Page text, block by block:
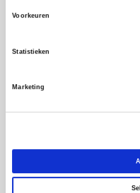
Voorkeuren
Statistieken
Marketing
waarna we hun
We lopen voorop in
innovatie. We
totaalprojecten,
eindproduct. Dat
gedreven,